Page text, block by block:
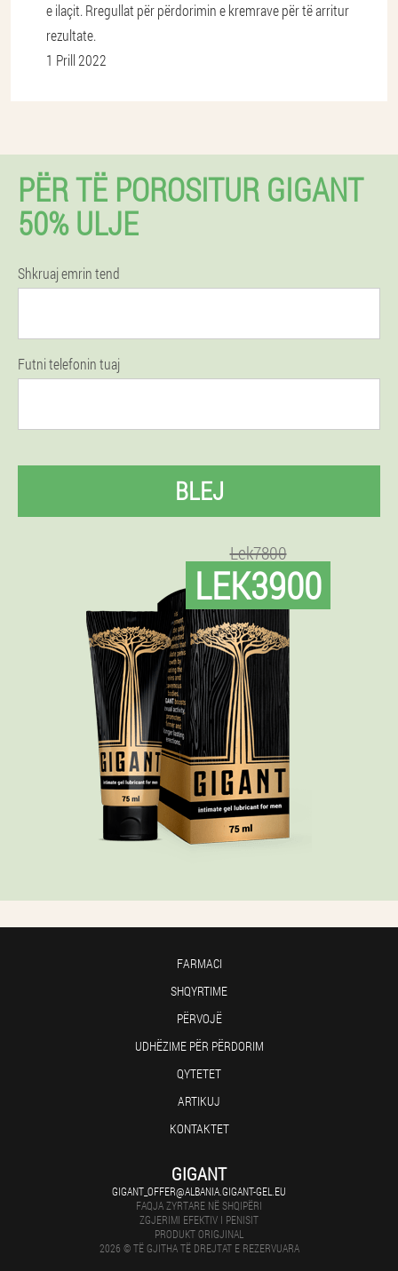
e ilaçit. Rregullat për përdorimin e kremrave për të arritur
rezultate.
1 Prill 2022
PËR TË POROSITUR GIGANT
50% ULJE
Shkruaj emrin tend
Futni telefonin tuaj
BLEJ
Lek7800
LEK3900
FARMACI
SHQYRTIME
PËRVOJË
UDHËZIME PËR PËRDORIM
QYTETET
ARTIKUJ
KONTAKTET
GIGANT
GIGANT_OFFER@ALBANIA.GIGANT-GEL.EU
FAQJA ZYRTARE NË SHQIPËRI
ZGJERIMI EFEKTIV I PENISIT
PRODUKT ORIGJINAL
2026 © TË GJITHA TË DREJTAT E REZERVUARA